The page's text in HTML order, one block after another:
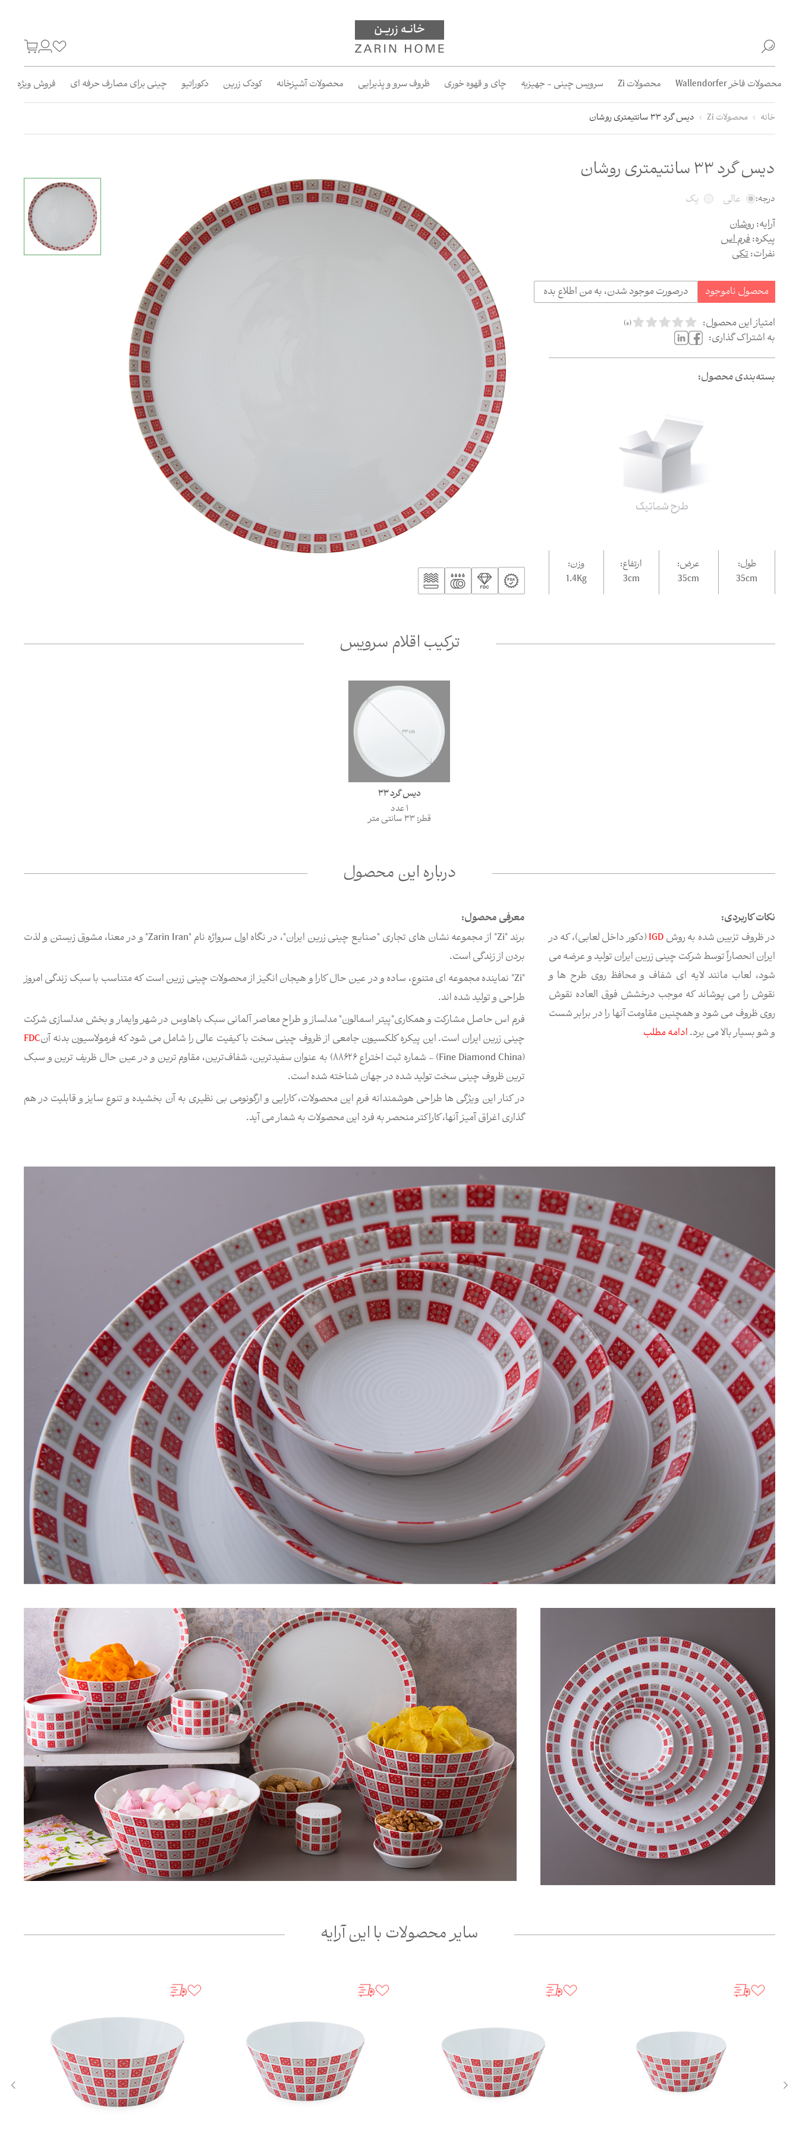
محصولات فاخر Wallendorfer محصولات Zi سرویس چینی - جهیزیه چای و قهوه خوری ظروف سرو و پذیرایی محصولات آشپزخانه کودک زرین دکوراتیو چینی برای مصارف حرفه ای فروش ویژه
خانه محصولات Zi دیس گرد 33 سانتیمتری روشان
دیس گرد 33 سانتیمتری روشان
درجه: عالی
یک
آرایه:روشان
پیکره:فرم اس
نفرات:تکی
محصول ناموجود
درصورت موجود شدن، به من اطلاع بده
امتیاز این محصول:
(
0
)
به اشتراک گذاری:
بسته‌بندی محصول:
طول:
35cm
عرض:
35cm
ارتفاع:
3cm
وزن:
1.4Kg
ترکیب اقلام سرویس
دیس گرد 33
1 عدد
قطر: 33 سانتی متر
درباره این محصول
نکات کاربردی:
در ظروف تزیین شده به روشIGD(دکور داخل لعابی)، که در
ایران انحصاراً توسط شرکت چینی زرین ایران تولید و عرضه می
شود، لعاب مانند لایه ای شفاف و محافظ روی طرح ها و
نقوش را می پوشاند که موجب درخشش فوق العاده نقوش
روی ظروف می شود و همچنین مقاومت آنها را در برابر شست
و شو بسیار بالا می برد.ادامه مطلب
معرفی محصول:
برند "Zi" از مجموعه نشان های تجاری "صنایع چینی زرین ایران"، در نگاه اول سرواژه نام "Zarin Iran" و در معنا، مشوق زیستن و لذت
بردن از زندگی است.
"Zi" نماینده مجموعه ای متنوع، ساده و در عین حال کارا و هیجان انگیز از محصولات چینی زرین است که متناسب با سبک زندگی امروز
طراحی و تولید شده اند.
فرم اس حاصل مشارکت و همکاری"پیتر اسمالون" مدلساز و طراح معاصر آلمانی سبک باهاوس در شهر وایمار و بخش مدلسازی شركت
چینی زرین ایران است. این پیکره کلکسیون جامعی از ظروف چینی سخت با کیفیت عالی را شامل می شود که فرمولاسیون بدنه آنFDC
(Fine Diamond China) - شماره ثبت اختراع ۸۸۶۲۶) به عنوان سفیدترین، شفاف‌ترین، مقاوم ترین و در عین حال ظریف ترین و سبک
ترین ظروف چینی سخت تولید شده در جهان شناخته شده است.
در کنار این ویژگی ها طراحی هوشمندانه فرم این محصولات، کارایی و ارگونومی بی نظیری به آن بخشیده و تنوع سایز و قابلیت در هم
گذاری اغراق آمیز آنها، کاراکتر منحصر به فرد این محصولات به شمار می آید.
سایر محصولات با این آرایه